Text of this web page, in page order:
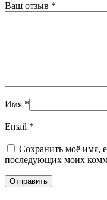
Ваш отзыв *
Имя *
Email *
Сохранить моё имя,
последующих моих